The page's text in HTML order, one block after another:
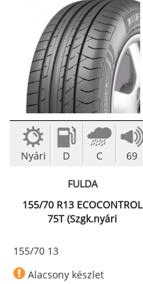
Nyári D C 69
FULDA
155/70 R13 ECOCONTROL
75T (Szgk.nyári
155/70 13
Alacsony készlet